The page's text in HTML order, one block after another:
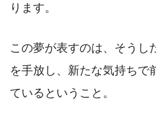
ります。
この夢が表すのは、そうし
を手放し、新たな気持ちで
ているということ。